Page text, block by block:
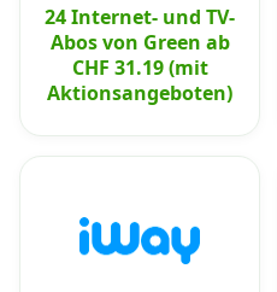
24 Internet- und TV-
Abos von Green ab
CHF 31.19 (mit
Aktionsangeboten)